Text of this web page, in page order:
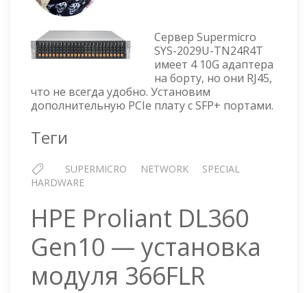
Сервер Supermicro
SYS-2029U-TN24R4T
имеет 4 10G адаптера
на борту, но они RJ45,
что не всегда удобно. Установим
дополнительную PCIe плату с SFP+ портами.
Теги
SUPERMICRO NETWORK
SPECIAL
HARDWARE
HPE Proliant DL360
Gen10 — установка
модуля 366FLR